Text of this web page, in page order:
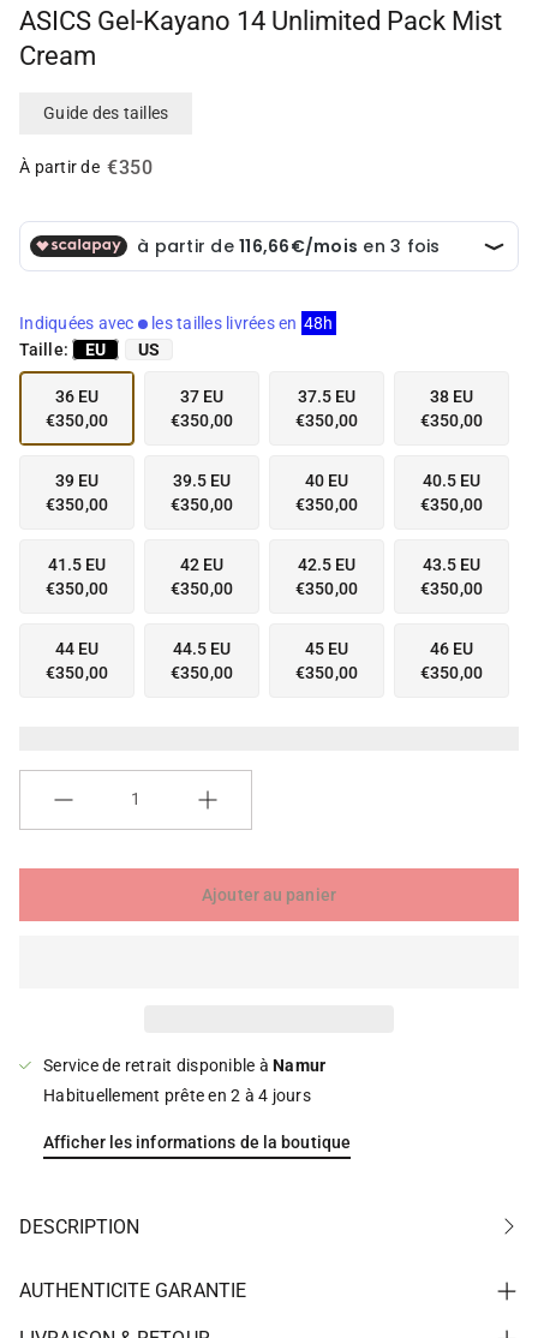
n
v
d
e
t
d
a
n
l
a
u
e
l
a
a
l
i
e
ASICS Gel-Kayano 14 Unlimited Pack Mist
Cream
Guide des tailles
À partir de€350
Indiquées avec les tailles livrées en 48h
Taille:
EU US
36 EU
€350,00
37 EU
€350,00
37.5 EU
€350,00
38 EU
€350,00
39 EU
€350,00
39.5 EU
€350,00
40 EU
€350,00
40.5 EU
€350,00
41.5 EU
€350,00
42 EU
€350,00
42.5 EU
€350,00
43.5 EU
€350,00
44 EU
€350,00
44.5 EU
€350,00
45 EU
€350,00
46 EU
€350,00
Ajouter au panier
Service de retrait disponible à Namur
Habituellement prête en 2 à 4 jours
Afficher les informations de la boutique
DESCRIPTION
AUTHENTICITE GARANTIE